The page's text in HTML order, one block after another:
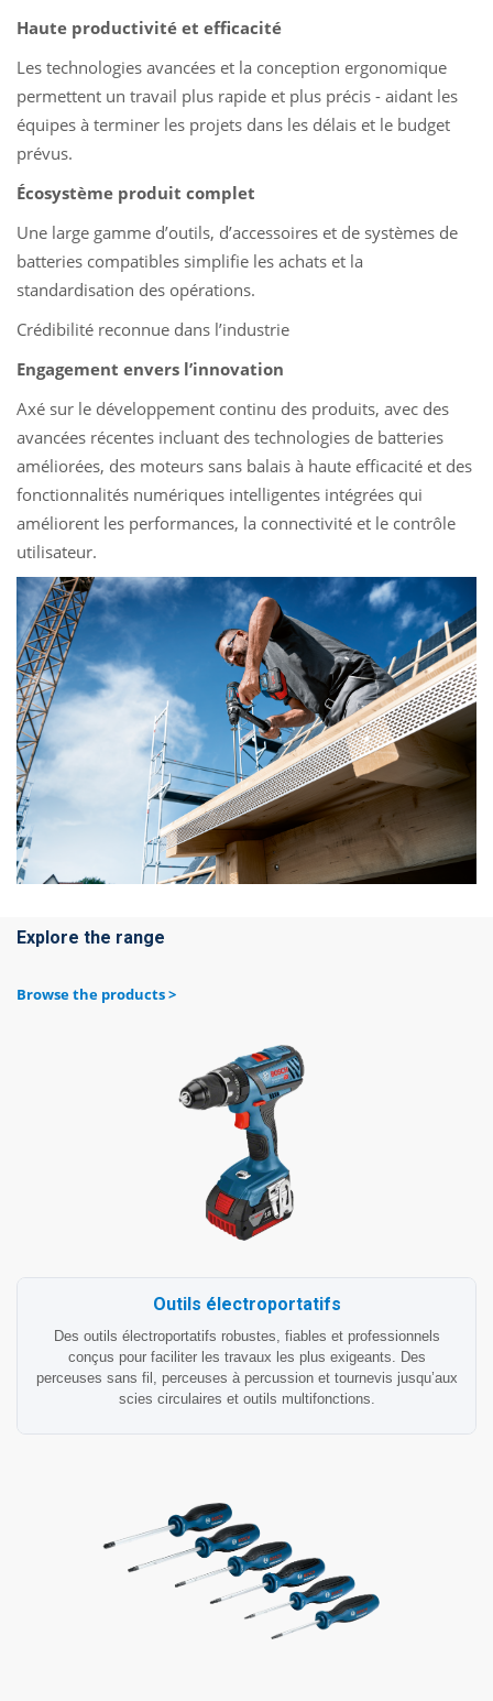
Haute productivité et efficacité
Les technologies avancées et la conception ergonomique
permettent un travail plus rapide et plus précis - aidant les
équipes à terminer les projets dans les délais et le budget
prévus.
Écosystème produit complet
Une large gamme d’outils, d’accessoires et de systèmes de
batteries compatibles simplifie les achats et la
standardisation des opérations.
Crédibilité reconnue dans l’industrie
Engagement envers l’innovation
Axé sur le développement continu des produits, avec des
avancées récentes incluant des technologies de batteries
améliorées, des moteurs sans balais à haute efficacité et des
fonctionnalités numériques intelligentes intégrées qui
améliorent les performances, la connectivité et le contrôle
utilisateur.
Explore the range
Browse the products >
Outils électroportatifs
Des outils électroportatifs robustes, fiables et professionnels
conçus pour faciliter les travaux les plus exigeants. Des
perceuses sans fil, perceuses à percussion et tournevis jusqu’aux
scies circulaires et outils multifonctions.